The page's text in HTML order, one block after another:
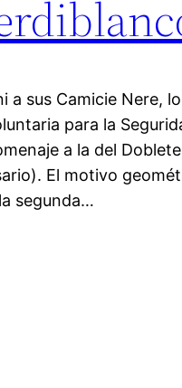
a sus Camicie Nere,
para la
a la del
El motivo
segunda…